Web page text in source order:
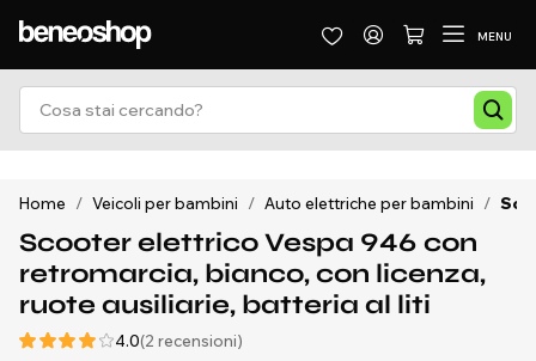
MENU
Home / Veicoli per bambini / Auto elettriche per bambini /
Scooter elettrico Vespa 946 con
retromarcia, bianco, con licenza,
ruote ausiliarie, batteria al liti
4.0(2 recensioni)